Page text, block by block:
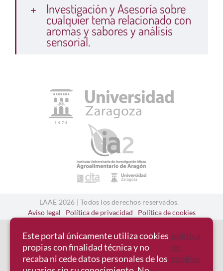
Colección de Aromas
Contacto
Investigación y Asesoría sobre
cualquier tema relacionado con
aromas y sabores y análisis
sensorial.
LAAE 2026 | Todos los derechos reservados.
Aviso legal
Política de privacidad Política de cookies
Este portal únicamente utiliza cookies
propias con finalidad técnica y no
recaba ni cede datos personales de los
política
de
cookies